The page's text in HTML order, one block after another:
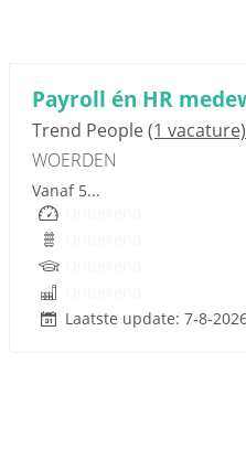
Payroll én HR
Trend People(1 vacature)
WOERDEN
Vanaf 5...
Laatste update: 7-8-